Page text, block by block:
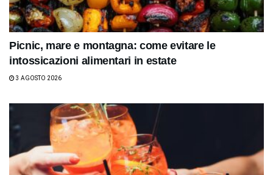
Picnic, mare e montagna: come evitare le
intossicazioni alimentari in estate
3 AGOSTO 2026